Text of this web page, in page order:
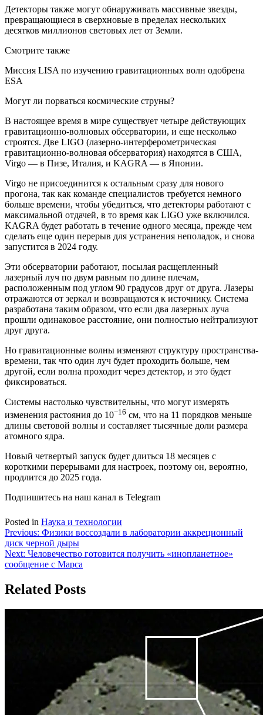
Детекторы также могут обнаруживать массивные звезды,
превращающиеся в сверхновые в пределах нескольких
десятков миллионов световых лет от Земли.
Смотрите также
Миссия LISA по изучению гравитационных волн одобрена
ESA
Могут ли порваться космические струны?
В настоящее время в мире существует четыре действующих
гравитационно-волновых обсерватории, и еще несколько
строятся. Две LIGO (лазерно-интерферометрическая
гравитационно-волновая обсерватория) находятся в США,
Virgo — в Пизе, Италия, и KAGRA — в Японии.
Virgo не присоединится к остальным сразу для нового
прогона, так как команде специалистов требуется немного
больше времени, чтобы убедиться, что детекторы работают с
максимальной отдачей, в то время как LIGO уже включился.
KAGRA будет работать в течение одного месяца, прежде чем
сделать еще один перерыв для устранения неполадок, и снова
запустится в 2024 году.
Эти обсерватории работают, посылая расщепленный
лазерный луч по двум равным по длине плечам,
расположенным под углом 90 градусов друг от друга. Лазеры
отражаются от зеркал и возвращаются к источнику. Система
разработана таким образом, что если два лазерных луча
прошли одинаковое расстояние, они полностью нейтрализуют
друг друга.
Но гравитационные волны изменяют структуру пространства-
времени, так что один луч будет проходить больше, чем
другой, если волна проходит через детектор, и это будет
фиксироваться.
Cистемы настолько чувствительны, что могут измерять
изменения раcтояния до 10−16 см, что на 11 порядков меньше
длины световой волны и составляет тысячные доли размера
атомного ядра.
Новый четвертый запуск будет длиться 18 месяцев с
короткими перерывами для настроек, поэтому он, вероятно,
продлится до 2025 года.
Подпишитесь на наш канал в Telegram
Posted in Наука и технологии
Навигация
по
записям
Previous: Физики воссоздали в лаборатории аккреционный
диск черной дыры
Next: Человечество готовится получить «инопланетное»
сообщение с Марса
Related Posts